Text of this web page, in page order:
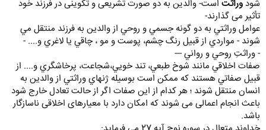
شود وراثت است- والدین به دو صورت تشریعی و تکوینی در فرزند خود
تأثیر می گذارند-
عوامل وراثتي به دو گونه جسمي و روحي از والدين به فرزند منتقل مي
شوند - مواردي از قبيل رنگ چشم، پوست و مو ، چاقي يا لاغري و.... -
- وراثتِ روحي و رواني ---
صفات اخلاقي مانند شوخ طبعي، تند خويي،شجاعت، پرخاشگري و.... از
قبيل صفاتي هستند که ممکن است بوسيله ژنهاي وراثتي از والدين به
انسان منتقل شوند ؛ هر کدام از اين صفات اگر از حالت تعادل خارج شود
باعث انجام اعمالی می شوند که امکان دارد با معیارهای اخلاقی ناسازگار
باشد.